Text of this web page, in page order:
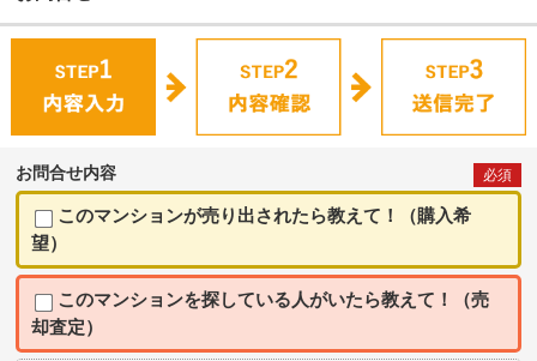
お問合せ内容 必須
このマンションが売り出されたら教えて！（購入希
望）
このマンションを探している人がいたら教えて！（売
却査定）